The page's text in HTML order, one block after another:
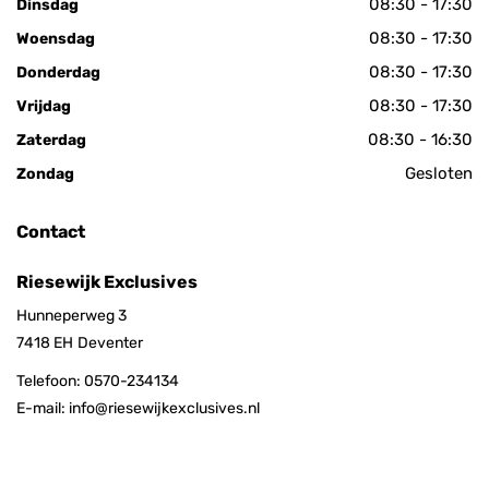
Dinsdag 08:30 - 17:30
Woensdag 08:30 - 17:30
Donderdag 08:30 - 17:30
Vrijdag 08:30 - 17:30
Zaterdag 08:30 - 16:30
Zondag Gesloten
Contact
Riesewijk Exclusives
Hunneperweg 3
7418 EH Deventer
Telefoon: 0570-234134
E-mail: info@riesewijkexclusives.nl